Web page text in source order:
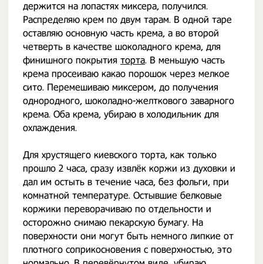
держится на лопастях миксера, получился.
Распределяю крем по двум тарам. В одной таре
оставляю основную часть крема, а во второй
четверть в качестве шоколадного крема, для
финишного покрытия торта. В меньшую часть
крема просеиваю какао порошок через мелкое
сито. Перемешиваю миксером, до получения
однородного, шоколадно-желткового заварного
крема. Оба крема, убираю в холодильник для
охлаждения.
Для хрустящего киевского торта, как только
прошло 2 часа, сразу извлёк коржи из духовки и
дал им остыть в течение часа, без фольги, при
комнатной температуре. Остывшие белковые
коржики переворачиваю по отдельности и
осторожно снимаю пекарскую бумагу. На
поверхности они могут быть немного липкие от
плотного соприкосновения с поверхностью, это